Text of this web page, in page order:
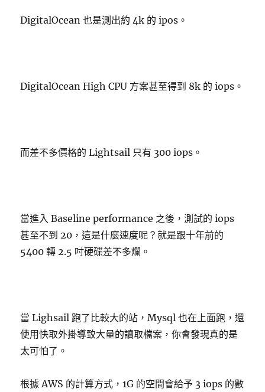
DigitalOcean 也是測出約 4k 的 ipos。
DigitalOcean High CPU 方案甚至得到 8k 的 iops。
而差不多價格的 Lightsail 只有 300 iops。
當進入 Baseline performance 之後，測試的 iops
甚至不到 20，這是什麼速度呢？就是跟十年前的
5400 轉 2.5 吋硬碟差不多爛。
當 Lighsail 跑了比較大的站，Mysql 也在上面跑，還
使用快取外掛導致大量的讀取檔案，你會發現真的是
太可怕了。
根據 AWS 的計算方式，1G 的空間會給予 3 iops 的數